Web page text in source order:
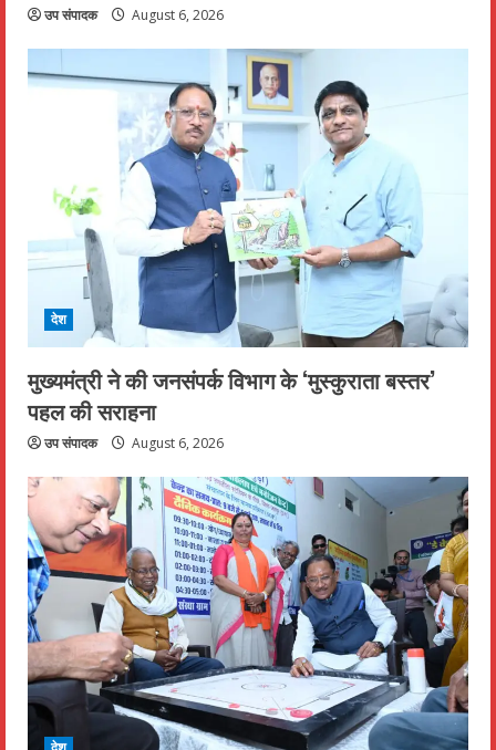
उप संपादक August 6, 2026
देश
मुख्यमंत्री ने की जनसंपर्क विभाग के ‘मुस्कुराता बस्तर’
पहल की सराहना
उप संपादक August 6, 2026